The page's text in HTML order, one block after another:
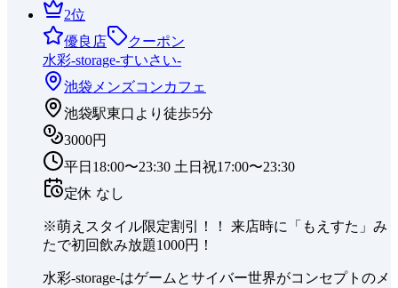
2位
優良店
クーポン
水彩-storage-すいさい-
池袋 メンズコンカフェ
池袋駅東口より徒歩5分
3000円
平日18:00〜23:30 土日祝17:00〜23:30
定休 なし
※萌えスタイル限定割引！！ 来店時に「もえすた」み
たで初回飲み放題1000円！
水彩-storage-はゲームとサイバー世界がコンセプトのメ